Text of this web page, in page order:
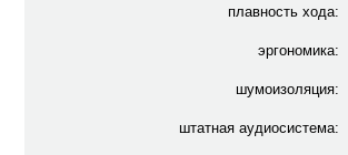
плавность хода:
эргономика:
шумоизоляция:
штатная аудиосистема: